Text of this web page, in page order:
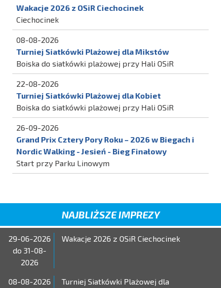
Wakacje 2026 z OSiR Ciechocinek
Ciechocinek
08-08-2026
Turniej Siatkówki Plażowej dla Mikstów
Boiska do siatkówki plażowej przy Hali OSiR
22-08-2026
Turniej Siatkówki Plażowej dla Kobiet
Boiska do siatkówki plażowej przy Hali OSiR
26-09-2026
Grand Prix Cztery Pory Roku – 2026 w Biegach i
Nordic Walking - Jesień - Bieg Finałowy
Start przy Parku Linowym
NAJBLIŻSZE IMPREZY
29-06-2026
do 31-08-
2026
Wakacje 2026 z OSiR Ciechocinek
08-08-2026
Turniej Siatkówki Plażowej dla